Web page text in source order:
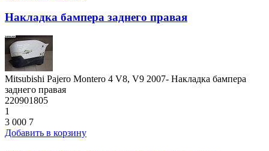
Накладка бампера заднего правая
Mitsubishi Pajero Montero 4 V8, V9 2007- Накладка бампера
заднего правая
220901805
1
3 000 7
Добавить в корзину